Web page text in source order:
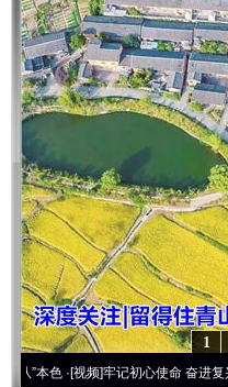
1
视频]牢记初心使命 奋进复兴征程丨宝